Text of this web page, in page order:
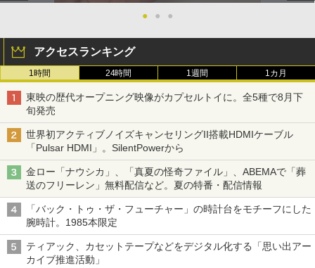
● ● ●
アクセスランキング
1時間 24時間 1週間 1カ月
東映の歴代オープニング映像がカプセルトイに。全5種で8月下
旬発売
世界初アクティブノイズキャンセリングII搭載HDMIケーブル
「Pulsar HDMI」。SilentPowerから
金ロー「ナウシカ」、「真夏の怪奇ファイル」、ABEMAで「葬
送のフリーレン」無料配信など。夏の特番・配信情報
「バック・トゥ・ザ・フューチャー」の時計台をモチーフにした
腕時計。1985本限定
ティアック、カセットテープなどをデジタル化する「思い出アー
カイブ推進活動」